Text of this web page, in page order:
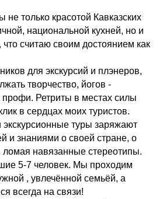
только красотой Кавказских
национальной кухней, но и
считаю своим достоянием как
для экскурсий и плэнеров,
творчество, йогов -
профи. Ретриты в местах силы
в сердцах моих туристов.
экскурсионные туры заряжают
и знаниями о своей стране, о
ломая навязанные стереотипы.
5-7 человек. Мы проходим
, увлечённой семьёй, а
всегда на связи!